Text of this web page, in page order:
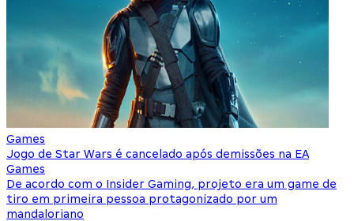
Games
Jogo de Star Wars é cancelado após demissões na EA
Games
De acordo com o Insider Gaming, projeto era um game de
tiro em primeira pessoa protagonizado por um
mandaloriano